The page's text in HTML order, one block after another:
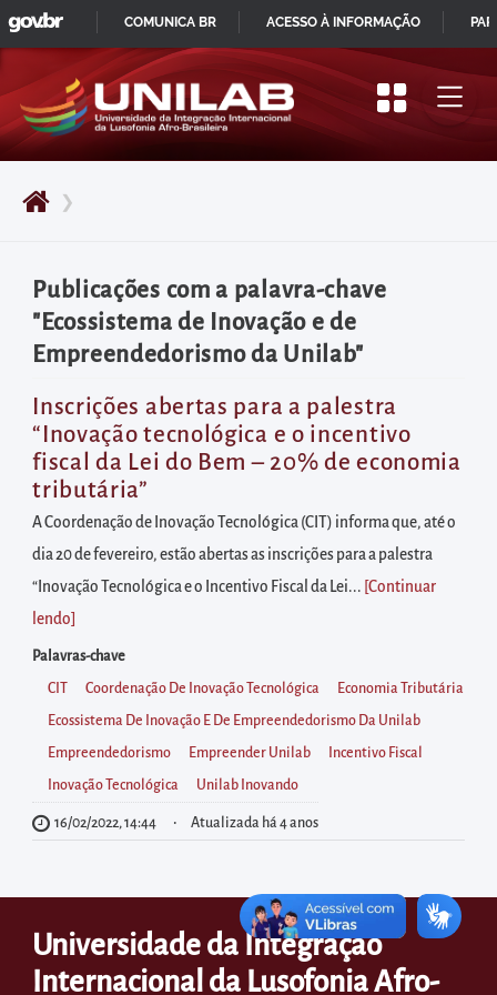
Pular
para
início
do
principal
Acessar
diretamente
o
menu
principal
Acessar
diretamente
à
área
para
realizar
buscas
internas
Acessar
diretamente
as
informações
❯
Publicações com a palavra-chave
"Ecossistema de Inovação e de
Empreendedorismo da Unilab"
Inscrições abertas para a palestra
“Inovação tecnológica e o incentivo
fiscal da Lei do Bem – 20% de economia
tributária”
A Coordenação de Inovação Tecnológica (CIT) informa que, até o
dia 20 de fevereiro, estão abertas as inscrições para a palestra
“Inovação Tecnológica e o Incentivo Fiscal da Lei... [Continuar
lendo
Palavras-chave
CIT Coordenação De Inovação Tecnológica Economia Tributária
Ecossistema De Inovação E De Empreendedorismo Da Unilab
Empreendedorismo Empreender Unilab Incentivo Fiscal
Inovação Tecnológica Unilab Inovando
16/02/2022, 14:44 Atualizada há 4 anos
Universidade da Integração
Internacional da Lusofonia Afro-
IR
PARA
CONTEÚDO
GOVBR
COMUNICA BR ACESSO À INFORMAÇÃO